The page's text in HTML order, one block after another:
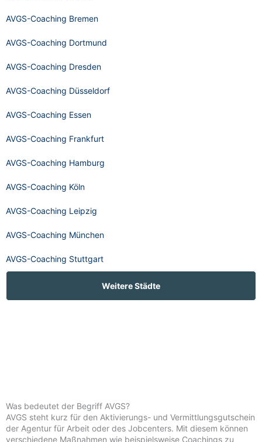
AVGS-Coaching Bremen
AVGS-Coaching Dortmund
AVGS-Coaching Dresden
AVGS-Coaching Düsseldorf
AVGS-Coaching Essen
AVGS-Coaching Frankfurt
AVGS-Coaching Hamburg
AVGS-Coaching Köln
AVGS-Coaching Leipzig
AVGS-Coaching München
AVGS-Coaching Stuttgart
Weitere Städte
Was bedeutet der Begriff AVGS?
AVGS steht kurz für den Aktivierungs- und Vermittlungsgutschein
der Agentur für Arbeit oder des Jobcenters. Mit diesem können
verschiedene Maßnahmen wie beispielsweise Coachings zu